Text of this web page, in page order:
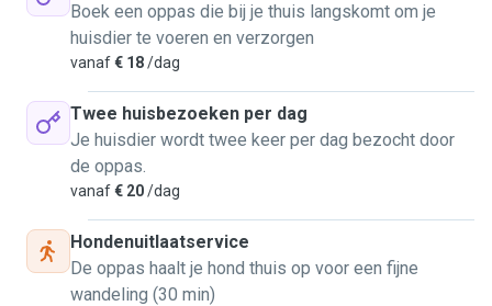
Boek een oppas die bij je thuis langskomt om je
huisdier te voeren en verzorgen
vanaf€ 18/dag
Twee huisbezoeken per dag
Je huisdier wordt twee keer per dag bezocht door
de oppas.
vanaf€ 20/dag
Hondenuitlaatservice
De oppas haalt je hond thuis op voor een fijne
wandeling (30 min)